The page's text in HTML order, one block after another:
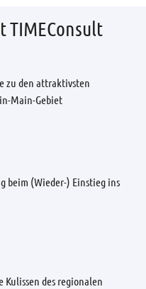
TIMEConsult
zu den attraktivsten
Main-Gebiet
beim (Wieder-) Einstieg ins
des regionalen